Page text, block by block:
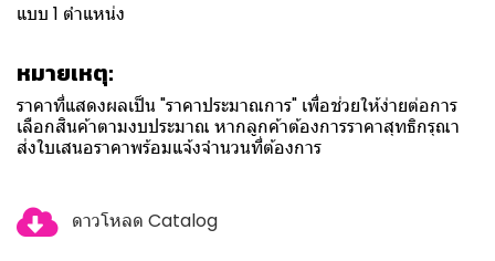
แบบ 1 ตำแหน่ง
หมายเหตุ:
ราคาที่แสดงผลเป็น "ราคาประมาณการ" เพื่อช่วยให้ง่ายต่อการ
เลือกสินค้าตามงบประมาณ หากลูกค้าต้องการราคาสุทธิกรุณา
ส่งใบเสนอราคาพร้อมแจ้งจำนวนที่ต้องการ
ดาวโหลด Catalog